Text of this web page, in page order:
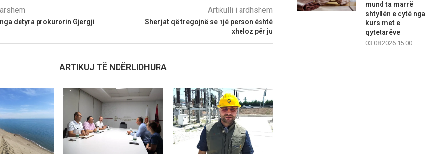
nga detyra prokurorin Gjergji
Artikulli i ardhshëm
Shenjat që tregojnë se një person është
xheloz për ju
ARTIKUJ TË NDËRLIDHURA
mund ta marrë
shtyllën e dytë nga
kursimet e
qytetarëve!
03.08.2026 15:00